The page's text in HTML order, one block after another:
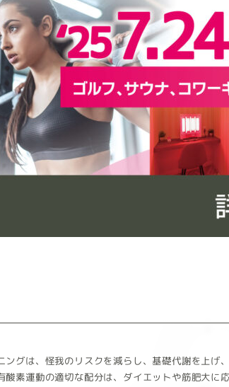
ングは、怪我のリスクを減らし、基礎代謝を上げ
酸素運動の適切な配分は、ダイエットや筋肥大に